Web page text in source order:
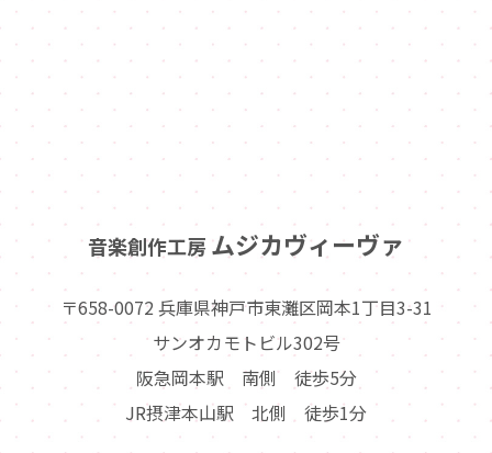
音楽創作工房 ムジカヴィーヴァ
〒658-0072 兵庫県神戸市東灘区岡本1丁目3-31
サンオカモトビル302号
阪急岡本駅 南側 徒歩5分
JR摂津本山駅 北側 徒歩1分